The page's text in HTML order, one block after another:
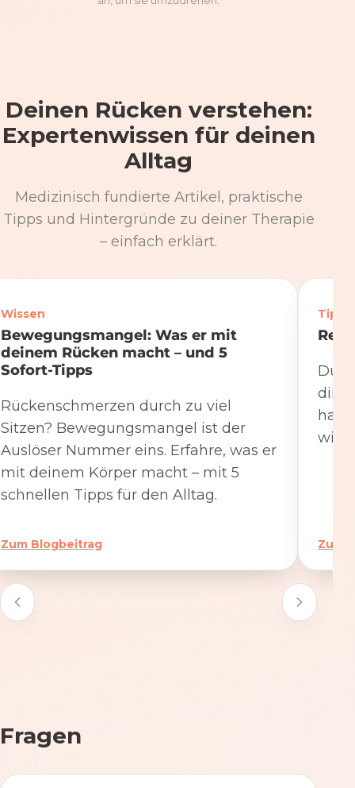
Deinen Rücken verstehen:
Expertenwissen für deinen
Alltag
Medizinisch fundierte Artikel, praktische
Tipps und Hintergründe zu deiner Therapie
– einfach erklärt.
Wissen
Bewegungsmangel: Was er mit
deinem Rücken macht – und 5
Sofort-Tipps
Rückenschmerzen durch zu viel
Sitzen? Bewegungsmangel ist der
Auslöser Nummer eins. Erfahre, was er
mit deinem Körper macht – mit 5
schnellen Tipps für den Alltag.
Zum Blogbeitrag
Tipps
Du
hat.
Zum
Fragen